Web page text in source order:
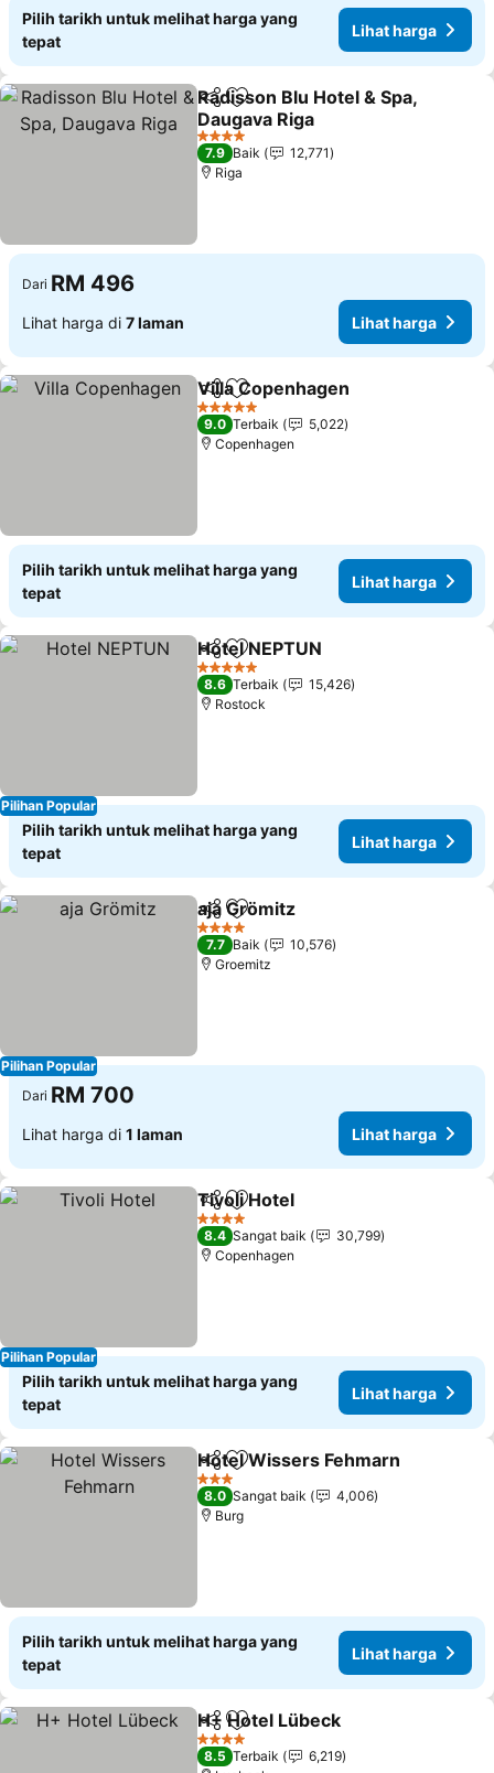
Pilih tarikh untuk melihat harga yang
tepat
Lihat harga
KongsiTambah ke favorit
Radisson Blu Hotel & Spa,
Daugava Riga
4 Bintang
7.9 Baik
12,771
Riga
Dari RM 496
Lihat harga di 7 laman Lihat harga
KongsiTambah ke favorit
Villa Copenhagen
5 Bintang
9.0 Terbaik
5,022
Copenhagen
Pilih tarikh untuk melihat harga yang
tepat
Lihat harga
Pilihan Popular
KongsiTambah ke favorit
Hotel NEPTUN
5 Bintang
8.6 Terbaik
15,426
Rostock
Pilih tarikh untuk melihat harga yang
tepat
Lihat harga
Pilihan Popular
KongsiTambah ke favorit
aja Grömitz
4 Bintang
7.7 Baik
10,576
Groemitz
Dari RM 700
Lihat harga di 1 laman Lihat harga
Pilihan Popular
KongsiTambah ke favorit
Tivoli Hotel
4 Bintang
8.4 Sangat baik
30,799
Copenhagen
Pilih tarikh untuk melihat harga yang
tepat
Lihat harga
KongsiTambah ke favorit
Hotel Wissers Fehmarn
3 Bintang
8.0 Sangat baik
4,006
Burg
Pilih tarikh untuk melihat harga yang
tepat
Lihat harga
KongsiTambah ke favorit
H+ Hotel Lübeck
4 Bintang
8.5 Terbaik
6,219